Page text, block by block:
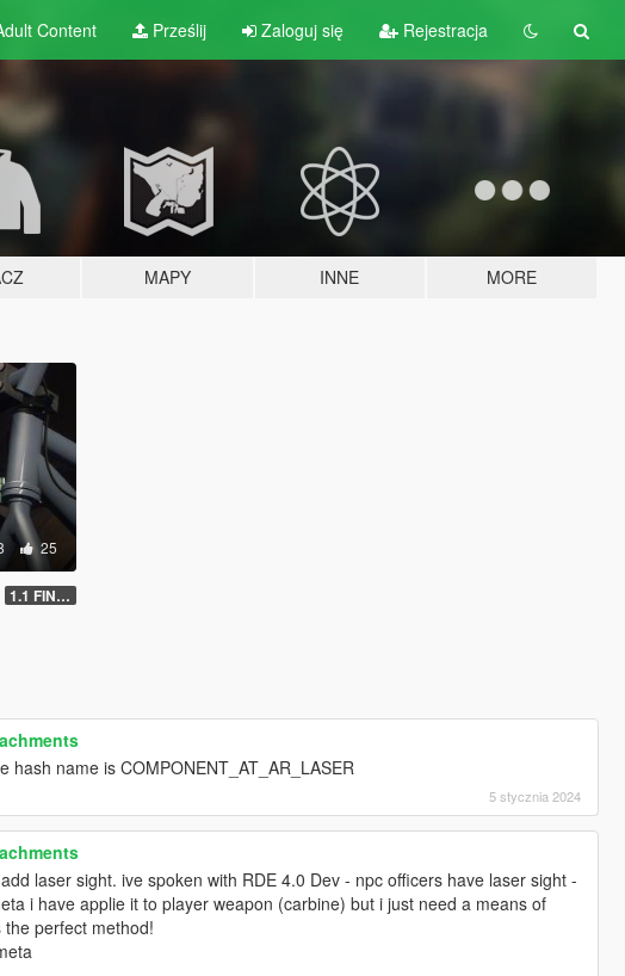
Content Prześlij Zaloguj się Rejestracja
MAPY INNE MORE
25
1.1 FINAL
hash name is COMPONENT_AT_AR_LASER
5 stycznia 2024
laser sight. ive spoken with RDE 4.0 Dev - npc officers have laser sight -
i have applie it to player weapon (carbine) but i just need a means of
perfect method!